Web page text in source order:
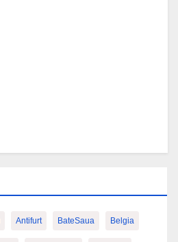
Antifurt BateSaua Belgia